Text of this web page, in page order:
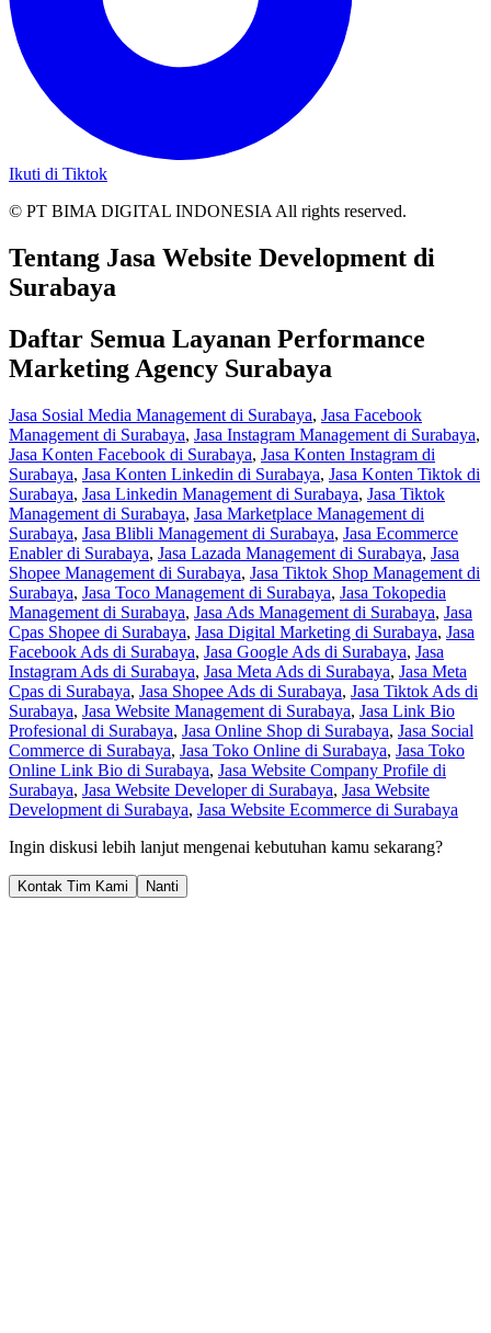
Ikuti di Tiktok
© PT BIMA DIGITAL INDONESIA All rights reserved.
Tentang Jasa Website Development di
Surabaya
Daftar Semua Layanan Performance
Marketing Agency Surabaya
Jasa Sosial Media Management di Surabaya, Jasa Facebook
Management di Surabaya, Jasa Instagram Management di Surabaya,
Jasa Konten Facebook di Surabaya, Jasa Konten Instagram di
Surabaya, Jasa Konten Linkedin di Surabaya, Jasa Konten Tiktok di
Surabaya, Jasa Linkedin Management di Surabaya, Jasa Tiktok
Management di Surabaya, Jasa Marketplace Management di
Surabaya, Jasa Blibli Management di Surabaya, Jasa Ecommerce
Enabler di Surabaya, Jasa Lazada Management di Surabaya, Jasa
Shopee Management di Surabaya, Jasa Tiktok Shop Management di
Surabaya, Jasa Toco Management di Surabaya, Jasa Tokopedia
Management di Surabaya, Jasa Ads Management di Surabaya, Jasa
Cpas Shopee di Surabaya, Jasa Digital Marketing di Surabaya, Jasa
Facebook Ads di Surabaya, Jasa Google Ads di Surabaya, Jasa
Instagram Ads di Surabaya, Jasa Meta Ads di Surabaya, Jasa Meta
Cpas di Surabaya, Jasa Shopee Ads di Surabaya, Jasa Tiktok Ads di
Surabaya, Jasa Website Management di Surabaya, Jasa Link Bio
Profesional di Surabaya, Jasa Online Shop di Surabaya, Jasa Social
Commerce di Surabaya, Jasa Toko Online di Surabaya, Jasa Toko
Online Link Bio di Surabaya, Jasa Website Company Profile di
Surabaya, Jasa Website Developer di Surabaya, Jasa Website
Development di Surabaya, Jasa Website Ecommerce di Surabaya
Ingin diskusi lebih lanjut mengenai kebutuhan kamu sekarang?
Kontak Tim Kami Nanti